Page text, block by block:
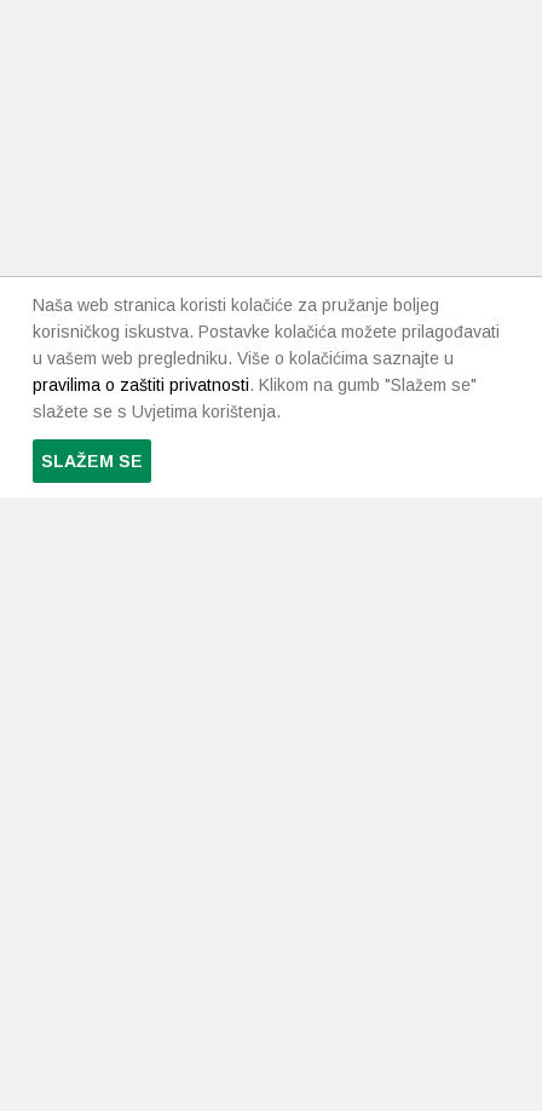
Naša web stranica koristi kolačiće za pružanje boljeg
korisničkog iskustva. Postavke kolačića možete prilagođavati
u vašem web pregledniku. Više o kolačićima saznajte u
pravilima o zaštiti privatnosti. Klikom na gumb "Slažem se"
slažete se s Uvjetima korištenja.
SLAŽEM SE